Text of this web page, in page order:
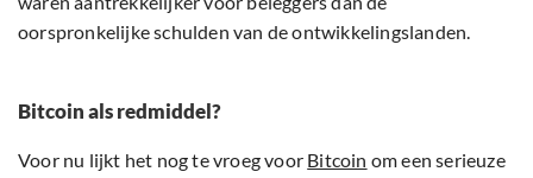
oorspronkelijke schulden van de ontwikkelingslanden.
Bitcoin als redmiddel?
Voor nu lijkt het nog te vroeg voor Bitcoin om een serieuze